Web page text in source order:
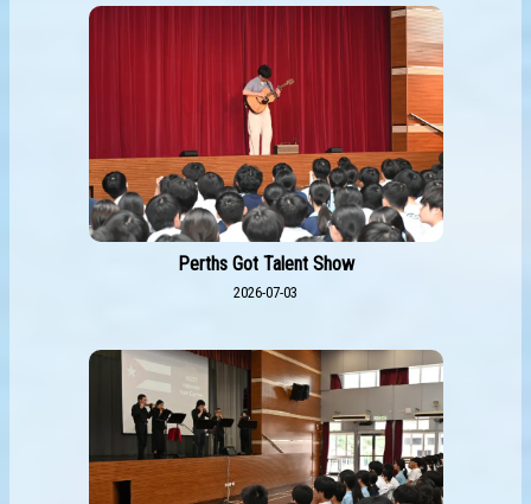
Perths Got Talent Show
2026-07-03